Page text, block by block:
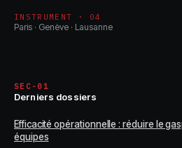
INSTRUMENT · 04
Paris · Genève · Lausanne
SEC-01
Derniers dossiers
Efficacité opérationnelle : réduire le
équipes